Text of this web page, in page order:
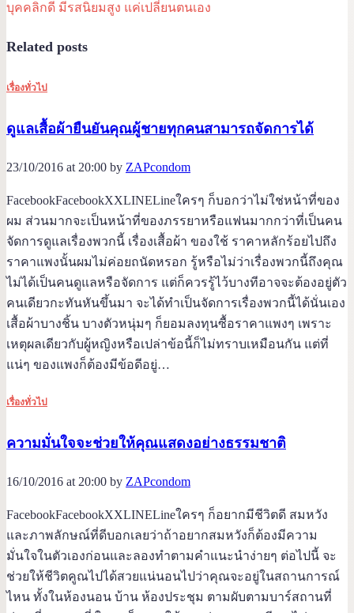
บุคคลิกดี มีรสนิยมสูง แค่เปลี่ยนตนเอง
Related posts
เรื่องทั่วไป
ดูแลเสื้อผ้ายืนยันคุณผู้ชายทุกคนสามารถจัดการได้
23/10/2016 at 20:00 by ZAPcondom
FacebookFacebookXXLINELineใครๆ ก็บอกว่าไม่ใช่หน้าที่ของ
ผม ส่วนมากจะเป็นหน้าที่ของภรรยาหรือแฟนมากกว่าที่เป็นคน
จัดการดูแลเรื่องพวกนี้ เรื่องเสื้อผ้า ของใช้ ราคาหลักร้อยไปถึง
ราคาแพงนั้นผมไม่ค่อยถนัดหรอก รู้หรือไม่ว่าเรื่องพวกนี้ถึงคุณ
ไม่ได้เป็นคนดูแลหรือจัดการ แต่ก็ควรรู้ไว้บางทีอาจจะต้องอยู่ตัว
คนเดียวกะทันหันขึ้นมา จะได้ทำเป็นจัดการเรื่องพวกนี้ได้นั่นเอง
เสื้อผ้าบางชิ้น บางตัวหนุ่มๆ ก็ยอมลงทุนซื้อราคาแพงๆ เพราะ
เหตุผลเดียวกับผู้หญิงหรือเปล่าข้อนี้ก็ไม่ทราบเหมือนกัน แต่ที่
แน่ๆ ของแพงก็ต้องมีข้อดีอยู่…
เรื่องทั่วไป
ความมั่นใจจะช่วยให้คุณแสดงอย่างธรรมชาติ
16/10/2016 at 20:00 by ZAPcondom
FacebookFacebookXXLINELineใครๆ ก็อยากมีชีวิตดี สมหวัง
และภาพลักษณ์ที่ดีบอกเลยว่าถ้าอยากสมหวังก็ต้องมีความ
มั่นใจในตัวเองก่อนและลองทำตามคำแนะนำง่ายๆ ต่อไปนี้ จะ
ช่วยให้ชีวิตคูณไปได้สวยแน่นอนไปว่าคุณจะอยู่ในสถานการณ์
ไหน ทั้งในห้องนอน บ้าน ห้องประชุม ตามผับตามบาร์สถานที่